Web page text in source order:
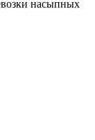
насыпных